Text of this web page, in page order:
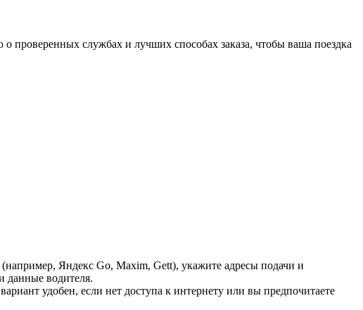
службах и лучших способах заказа, чтобы ваша поездка
Яндекс Go, Maxim, Gett), укажите адресы подачи и
данные водителя.
удобен, если нет доступа к интернету или вы предпочитаете